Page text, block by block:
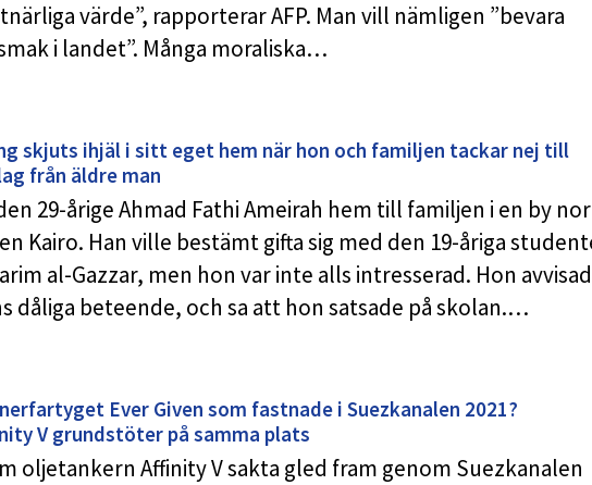
värde”, rapporterar AFP. Man vill nämligen ”bevara
i landet”. Många moraliska…
skjuts ihjäl i sitt eget hem när hon och familjen tackar nej till
från äldre man
29-årige Ahmad Fathi Ameirah hem till familjen i en by
Kairo. Han ville bestämt gifta sig med den 19-åriga
al-Gazzar, men hon var inte alls intresserad. Hon
dåliga beteende, och sa att hon satsade på skolan.…
Ever Given som fastnade i Suezkanalen 2021?
V grundstöter på samma plats
oljetankern Affinity V sakta gled fram genom Suezkanalen